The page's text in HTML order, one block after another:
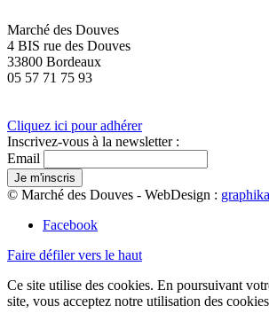
Marché des Douves
4 BIS rue des Douves
33800 Bordeaux
05 57 71 75 93
Cliquez ici pour adhérer
Inscrivez-vous à la newsletter :
Email
© Marché des Douves - WebDesign :
Facebook
Faire défiler vers le haut
Ce site utilise des cookies. En poursuivant
site, vous acceptez notre utilisation des